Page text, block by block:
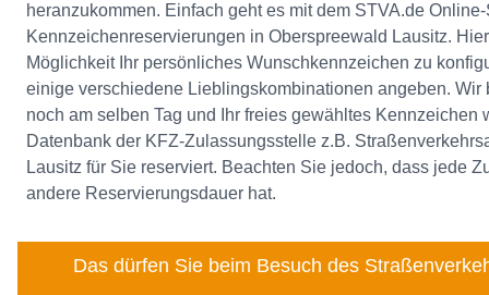
heranzukommen. Einfach geht es mit dem STVA.de
Kennzeichenreservierungen in Oberspreewald Lausitz.
Möglichkeit Ihr persönliches Wunschkennzeichen zu
einige verschiedene Lieblingskombinationen angeben. Wir
noch am selben Tag und Ihr freies gewähltes Kennzeichen
Datenbank der KFZ-Zulassungsstelle z.B.
Lausitz für Sie reserviert. Beachten Sie jedoch, dass jede
andere Reservierungsdauer hat.
Das dürfen Sie beim Besuch des